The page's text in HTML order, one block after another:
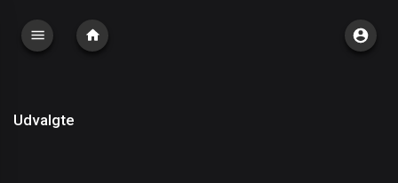
Udvalgte